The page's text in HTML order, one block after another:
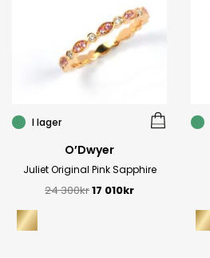
I lager
O’Dwyer
Juliet Original Pink Sapphire
24 300kr17 010kr